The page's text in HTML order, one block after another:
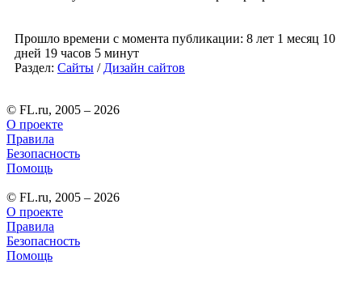
Прошло времени с момента публикации: 8 лет 1 месяц 10
дней 19 часов 5 минут
Раздел: Сайты / Дизайн сайтов
© FL.ru, 2005 – 2026
О проекте
Правила
Безопасность
Помощь
© FL.ru, 2005 – 2026
О проекте
Правила
Безопасность
Помощь